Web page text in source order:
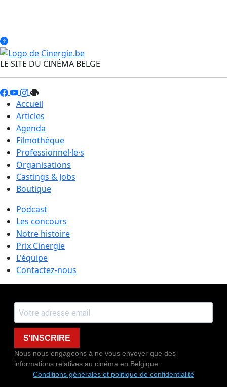
LE SITE DU CINÉMA BELGE
Accueil
Articles
Agenda
Filmothèque
Professionnel·le·s
Organisations
Castings & Jobs
Boutique
Podcast
Les concours
Notre histoire
Prix Cinergie
L'équipe
Contactez-nous
S'INSCRIRE
Nous nous engageons à ne vous envoyer que des
informations relatives au cinéma en Belgique.
Conditions générales et politique de confidentialité